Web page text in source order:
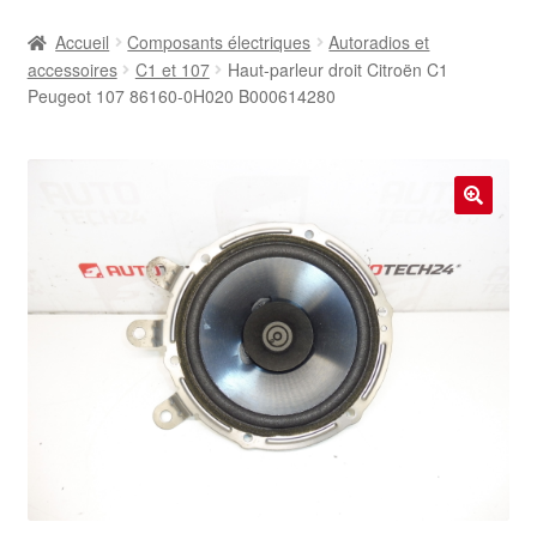
Contact
Mon compte
Accueil Composants électriques
Autoradios et
accessoires
C1 et 107
Haut-parleur droit Citroën C1
Peugeot 107 86160-0H020 B000614280